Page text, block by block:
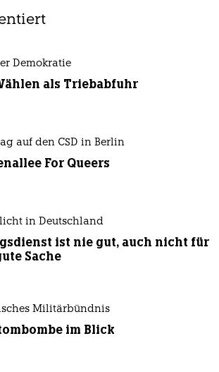
Demokratie
als Triebabfuhr
auf den CSD in Berlin
For Queers
in Deutschland
ist nie gut, auch nicht für
Sache
Militärbündnis
im Blick